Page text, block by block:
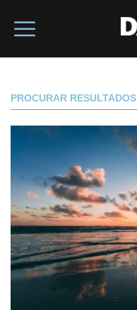
PROCURAR RESULTADOS